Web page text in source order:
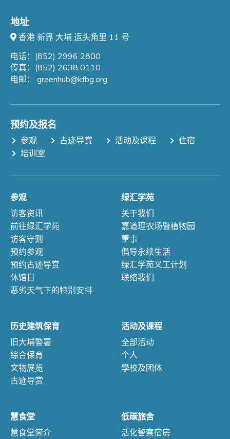
地址
香港 新界 大埔 运头角里 11 号
电话：(852) 2996 2800
传真：(852) 2638 0110
电邮： greenhub@kfbg.org
预约及报名
参观 古迹导赏 活动及课程
住宿
培训室
参观
访客资讯
前往绿汇学苑
访客守则
预约参观
预约古迹导赏
休馆日
恶劣天气下的特别安排
绿汇学苑
关于我们
嘉道理农场暨植物园
董事
倡导永续生活
绿汇学苑义工计划
联络我们
历史建筑保育
旧大埔警署
综合保育
文物展览
古迹导赏
活动及课程
全部活动
个人
學校及团体
慧食堂
慧食堂简介
低碳旅舍
活化警察宿房